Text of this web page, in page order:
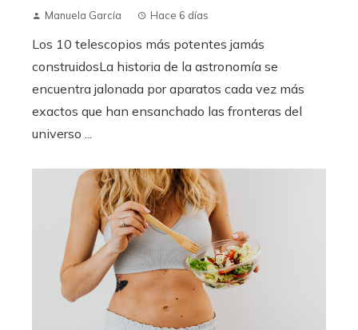
Manuela García Hace 6 días
Los 10 telescopios más potentes jamás
construidosLa historia de la astronomía se
encuentra jalonada por aparatos cada vez más
exactos que han ensanchado las fronteras del
universo ...